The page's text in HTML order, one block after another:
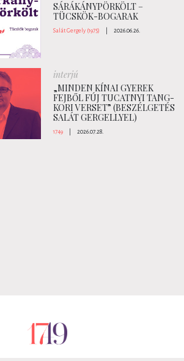
SÁRÁKÁNYPÖRKÖLT –
TÜCSKÖK-BOGARAK
Salát Gergely (1975) 2026.06.26.
interjú
„MINDEN KÍNAI GYEREK
FEJBŐL FÚJ TUCATNYI TANG-
KORI VERSET” (BESZÉLGETÉS
SALÁT GERGELLYEL)
1749 2026.07.28.